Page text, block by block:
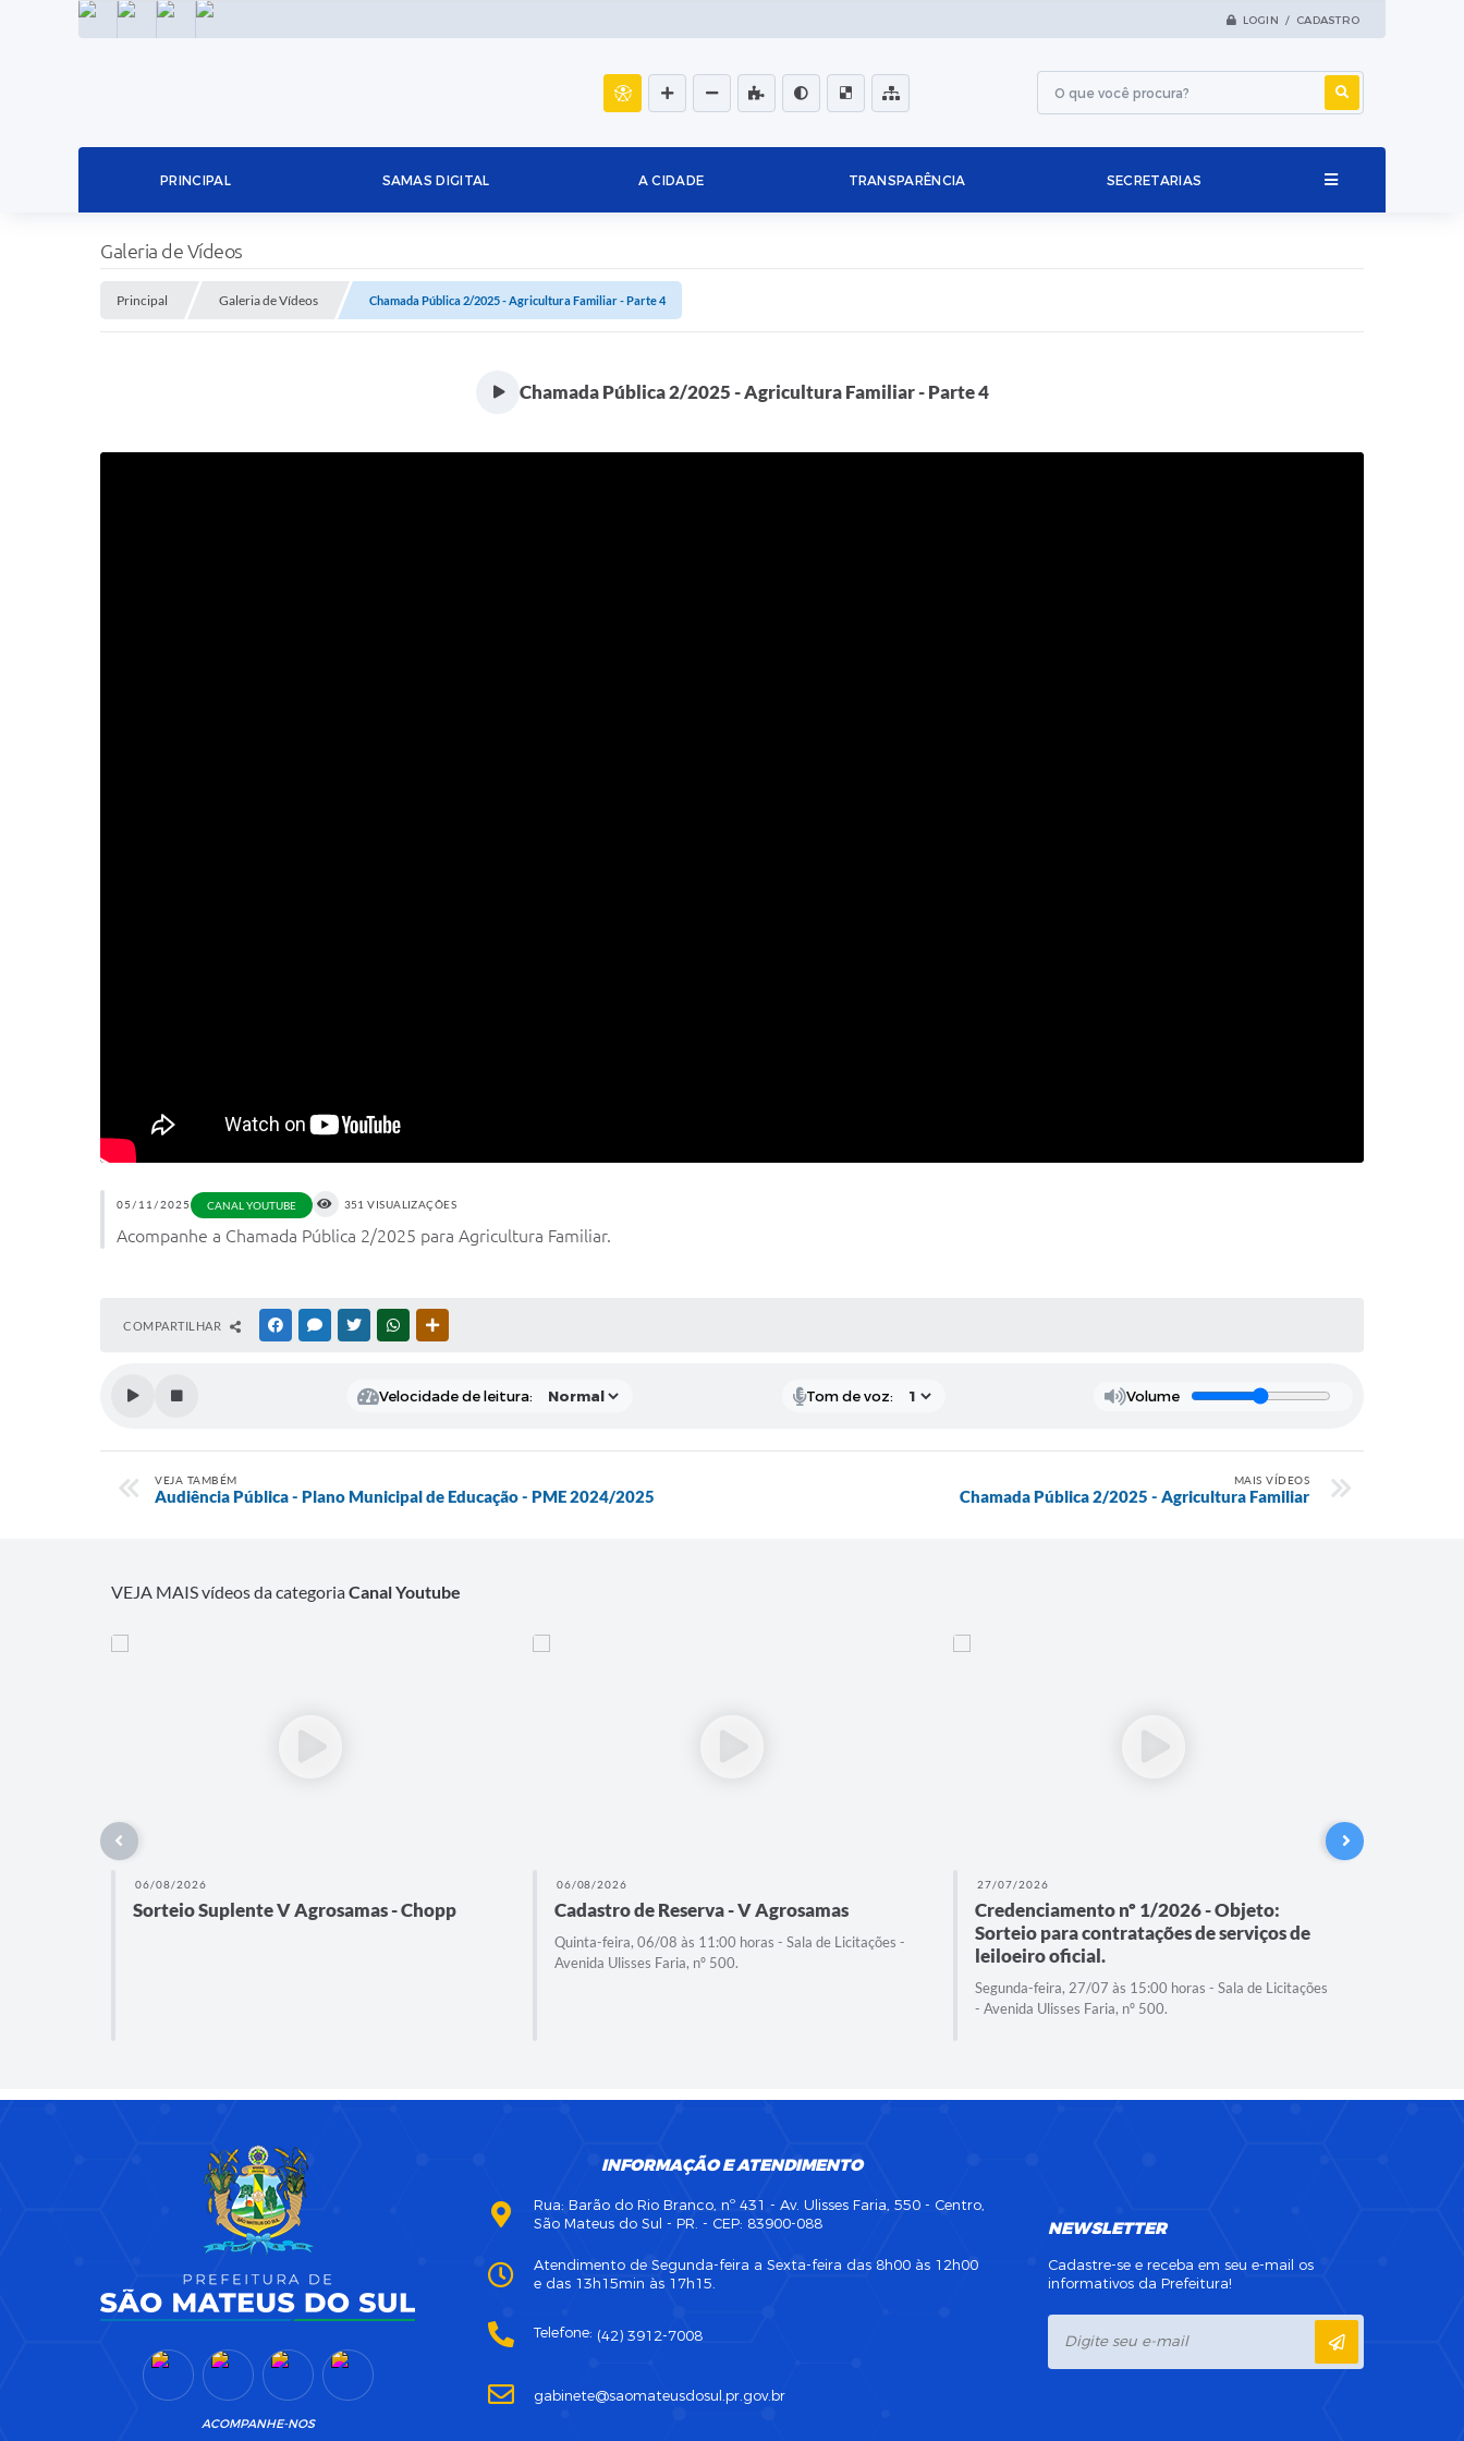
LOGIN / CADASTRO
INSTAGRAMFACEBOOKLINKEDIN
PRINCIPAL SAMAS DIGITAL A CIDADE TRANSPARÊNCIA SECRETARIAS
Galeria de Vídeos
Principal Galeria de Vídeos Chamada Pública 2/2025 - Agricultura Familiar - Parte 4
Chamada Pública 2/2025 - Agricultura Familiar - Parte 4
05/11/2025 CANAL YOUTUBE 351 VISUALIZAÇÕES
Acompanhe a Chamada Pública 2/2025 para Agricultura Familiar.
COMPARTILHAR FACEBOOKMESSENGER
TWITTERWHATSAPP
Velocidade de leitura: Tom de voz: Volume
VEJA TAMBÉM
Audiência Pública - Plano Municipal de Educação - PME 2024/2025
MAIS VÍDEOS
Chamada Pública 2/2025 - Agricultura Familiar
VEJA MAIS vídeos da categoriaCanal Youtube
06/08/2026
Sorteio Suplente V Agrosamas - Chopp
06/08/2026
Cadastro de Reserva - V Agrosamas
Quinta-feira, 06/08 às 11:00 horas - Sala de Licitações -
Avenida Ulisses Faria, nº 500.
27/07/2026
Credenciamento nº 1/2026 - Objeto:
Sorteio para contratações de serviços de
leiloeiro oficial.
Segunda-feira, 27/07 às 15:00 horas - Sala de Licitações
- Avenida Ulisses Faria, nº 500.
ACOMPANHE-NOS
INFORMAÇÃO E ATENDIMENTO
Rua: Barão do Rio Branco, nº 431 - Av. Ulisses Faria, 550 - Centro,
São Mateus do Sul - PR. - CEP: 83900-088
Atendimento de Segunda-feira a Sexta-feira das 8h00 às 12h00
e das 13h15min às 17h15.
Telefone: (42) 3912-7008
gabinete@saomateusdosul.pr.gov.br
NEWSLETTER
Cadastre-se e receba em seu e-mail os
informativos da Prefeitura!